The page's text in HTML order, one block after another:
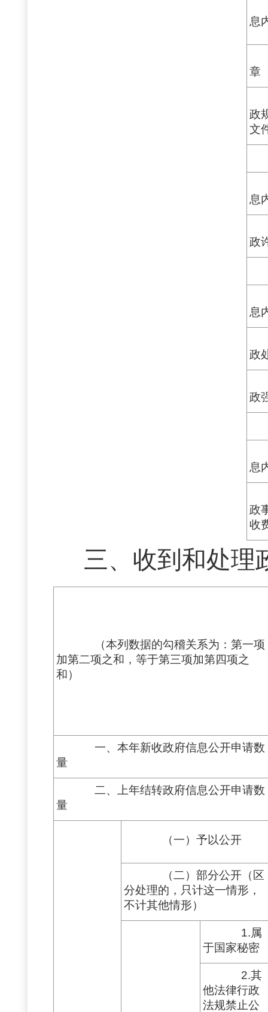
息
章
政
文
息
政
息
政
政
息
政
收
三、 收到和处理
（本列数据的勾稽关系为：第一项
加第二项之和，等于第三项加第四项之
和）
一、本年新收政府信息公开申请数
量
二、上年结转政府信息公开申请数
量
（一）予以公开
（二）部分公开（区
分处理的，只计这一情形，
不计其他情形）
1.属
于国家秘密
2.其
他法律行政
法规禁止公